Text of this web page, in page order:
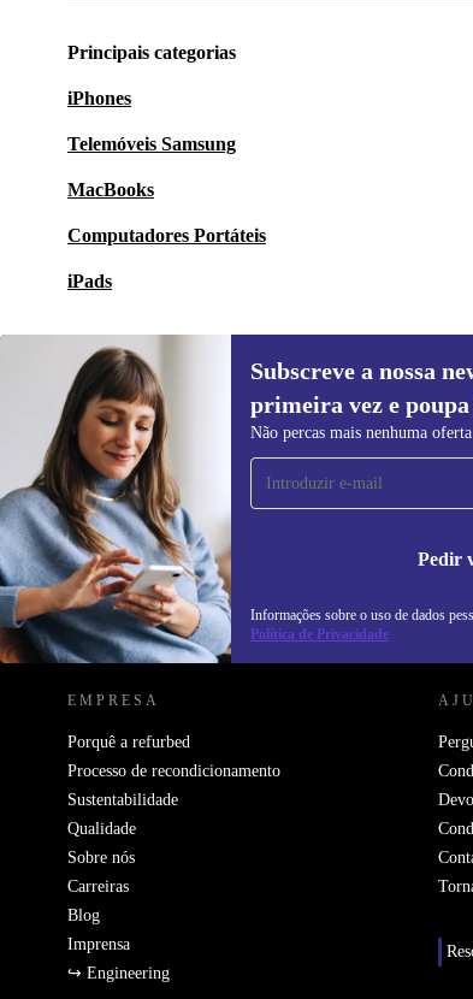
Principais categorias
iPhones
Telemóveis Samsung
MacBooks
Computadores Portáteis
iPads
Subscreve a nossa
primeira vez e poupa
Não percas mais nenhuma oferta
Pedir
Informações sobre o uso de dados
Política de Privacidade
Subscreve a nossa newsletter pela
primeira vez e poupa 15€!
Não percas mais nenhuma oferta.
REFURBED PORTUGAL - RETHINK NEW.
EMPRESA
Porquê a refurbed
Processo de recondicionamento
Sustentabilidade
Qualidade
Sobre nós
Carreiras
Blog
Imprensa
↪ Engineering